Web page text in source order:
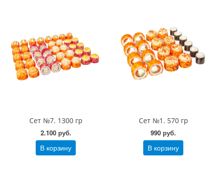
Сет №7. 1300 гр
2.100 руб.
В корзину
Сет №1. 570 гр
990 руб.
В корзину